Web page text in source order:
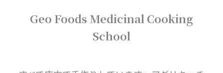
Geo Foods Medicinal Cooking
School